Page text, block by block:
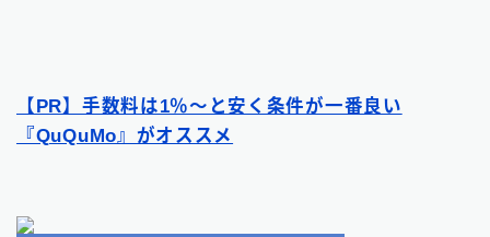
【PR】手数料は1％〜と安く条件が一番良い
『QuQuMo』がオススメ